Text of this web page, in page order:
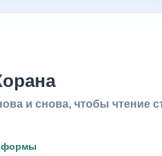
и снова, чтобы чтение
формы